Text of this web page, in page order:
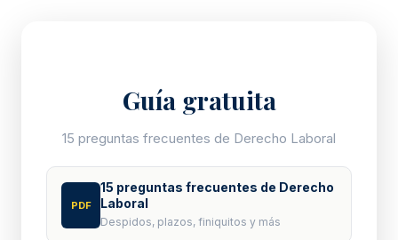
Guía gratuita
15 preguntas frecuentes de Derecho Laboral
PDF
15 preguntas frecuentes de Derecho
Laboral
Despidos, plazos, finiquitos y más